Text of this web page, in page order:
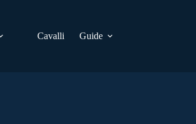
Cavalli Guide